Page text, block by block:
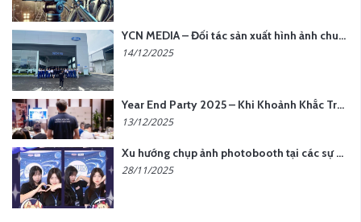
YCN MEDIA – Đối tác sản xuất hình ảnh chuyên nghiệp cho doanh nghiệp tại Hà Nội
14/12/2025
Year End Party 2025 – Khi Khoảnh Khắc Trở Thành Dấu Ấn | Gói Ưu Đãi Tháng 12 Từ YCN Media
13/12/2025
Xu hướng chụp ảnh photobooth tại các sự kiện hiện nay
28/11/2025